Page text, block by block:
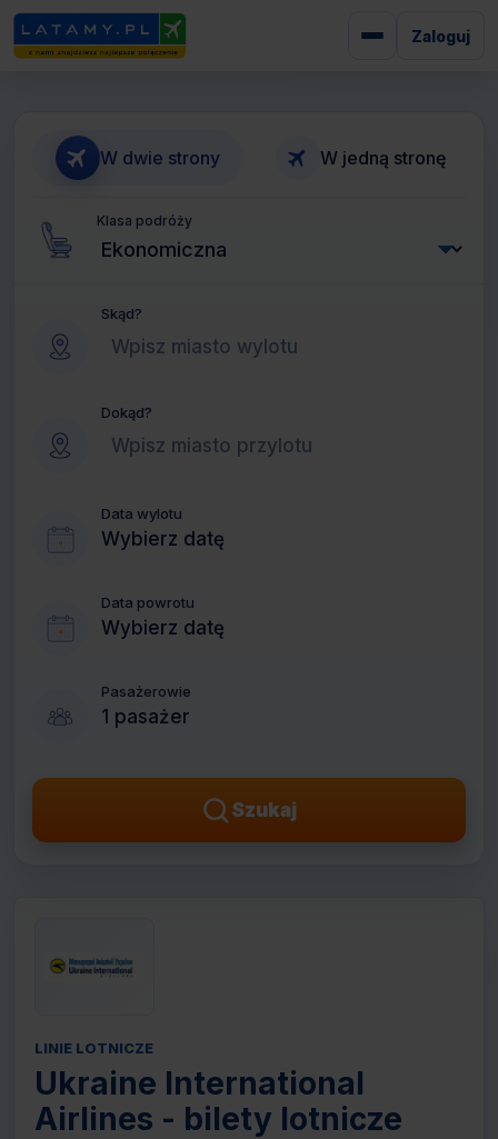
Zaloguj
W dwie strony W jedną stronę
Klasa podróży
Skąd?
Dokąd?
Data wylotu
Wybierz datę
Data powrotu
Wybierz datę
Pasażerowie
1 pasażer
Szukaj
LINIE LOTNICZE
Ukraine International
Airlines - bilety lotnicze